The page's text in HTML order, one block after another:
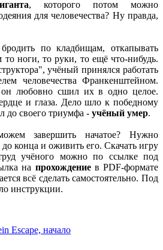
, которого потом можно
для человечества? Ну правда,
по кладбищам, откапывать
ноги, то руки, то ещё что-нибудь.
учёный принялся работать
человечества Франкенштейном.
любовно сшил их в одно целое.
и глаза. Дело шло к победному
до своего триумфа - учёный умер.
завершить начатое? Нужно
конца и оживить его. Скачать игру
учёного можно по ссылке под
на прохождениев PDF-формате
всё сделать самостоятельно. Под
инструкции.
Escape, начало